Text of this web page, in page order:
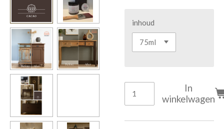
inhoud
In
winkelwagen